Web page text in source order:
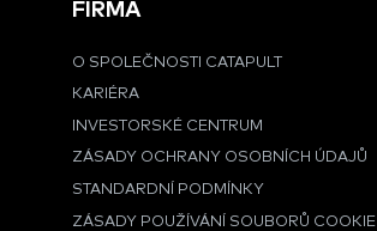
FIRMA
O SPOLEČNOSTI CATAPULT
KARIÉRA
INVESTORSKÉ CENTRUM
ZÁSADY OCHRANY OSOBNÍCH ÚDAJŮ
STANDARDNÍ PODMÍNKY
ZÁSADY POUŽÍVÁNÍ SOUBORŮ COOKIE